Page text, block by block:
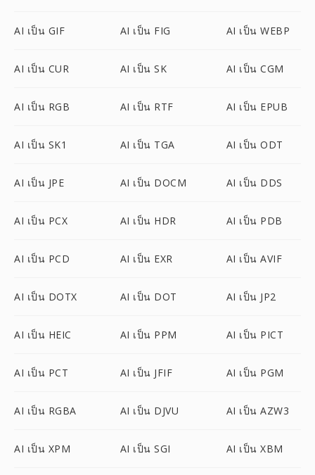
AI เป็น GIF AI เป็น FIG AI เป็น WEBP
AI เป็น CUR AI เป็น SK AI เป็น CGM
AI เป็น RGB AI เป็น RTF AI เป็น EPUB
AI เป็น SK1 AI เป็น TGA AI เป็น ODT
AI เป็น JPE AI เป็น DOCM AI เป็น DDS
AI เป็น PCX AI เป็น HDR AI เป็น PDB
AI เป็น PCD AI เป็น EXR AI เป็น AVIF
AI เป็น DOTX AI เป็น DOT AI เป็น JP2
AI เป็น HEIC AI เป็น PPM AI เป็น PICT
AI เป็น PCT AI เป็น JFIF AI เป็น PGM
AI เป็น RGBA AI เป็น DJVU AI เป็น AZW3
AI เป็น XPM AI เป็น SGI AI เป็น XBM